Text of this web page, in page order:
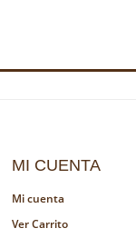
MI CUENTA
Mi cuenta
Ver Carrito